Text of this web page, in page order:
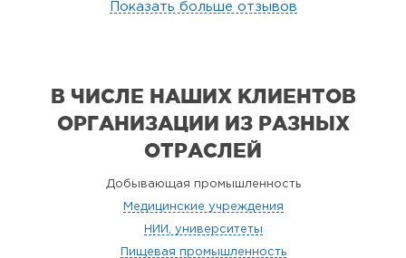
Показать больше отзывов
В ЧИСЛЕ НАШИХ КЛИЕНТОВ
ОРГАНИЗАЦИИ ИЗ РАЗНЫХ
ОТРАСЛЕЙ
Добывающая промышленность
Медицинские учреждения
НИИ, университеты
Пищевая промышленность